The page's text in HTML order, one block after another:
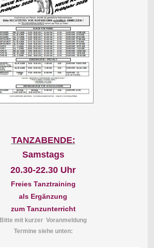
TANZABENDE:
Samstags
20.30-22.30 Uhr
Freies Tanztraining
als Ergänzung
zum Tanzunterricht
Bitte mit kurzer Voranmeldung
Termine siehe unten: